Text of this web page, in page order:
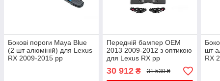
Бокові пороги Maya Blue
(2 шт алюміній) для Lexus
RX 2009-2015 рр
Передній бампер OEM
2013 2009-2012 з оптикою
для Lexus RX рр
30 912₴ 31 530 ₴
шт
RX